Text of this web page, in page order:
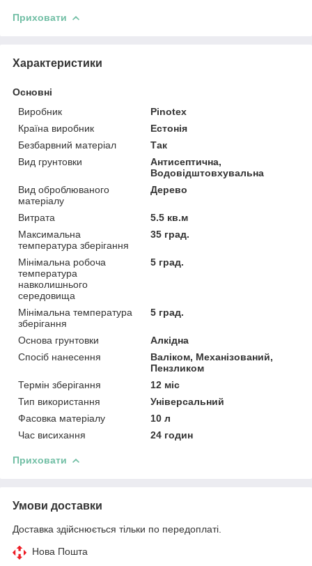
Приховати
Характеристики
Основні
Виробник
Pinotex
Країна виробник
Естонія
Безбарвний матеріал
Так
Вид грунтовки
Антисептична,
Водовідштовхувальна
Вид оброблюваного
матеріалу
Дерево
Витрата
5.5 кв.м
Максимальна
температура зберігання
35 град.
Мінімальна робоча
температура
навколишнього
середовища
5 град.
Мінімальна температура
зберігання
5 град.
Основа грунтовки
Алкідна
Спосіб нанесення
Валіком, Механізований,
Пензликом
Термін зберігання
12 міс
Тип використання
Універсальний
Фасовка матеріалу
10 л
Час висихання
24 годин
Приховати
Умови доставки
Доставка здійснюється тільки по передоплаті.
Нова Пошта